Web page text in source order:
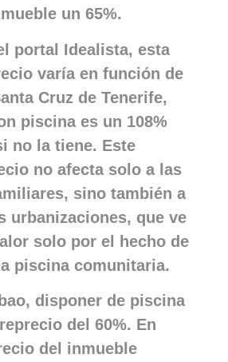
un 65%.
portal Idealista, esta
varía en función de
Cruz de Tenerife,
piscina es un 108%
no la tiene. Este
no afecta solo a las
sino también a
urbanizaciones, que ve
solo por el hecho de
piscina comunitaria.
disponer de piscina
del 60%. En
del inmueble